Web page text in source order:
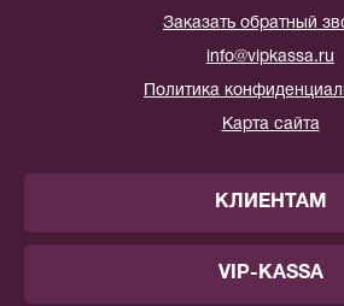
Заказать обратный
info@vipkassa.ru
Политика
Карта сайта
КЛИЕНТАМ
VIP-KASSA